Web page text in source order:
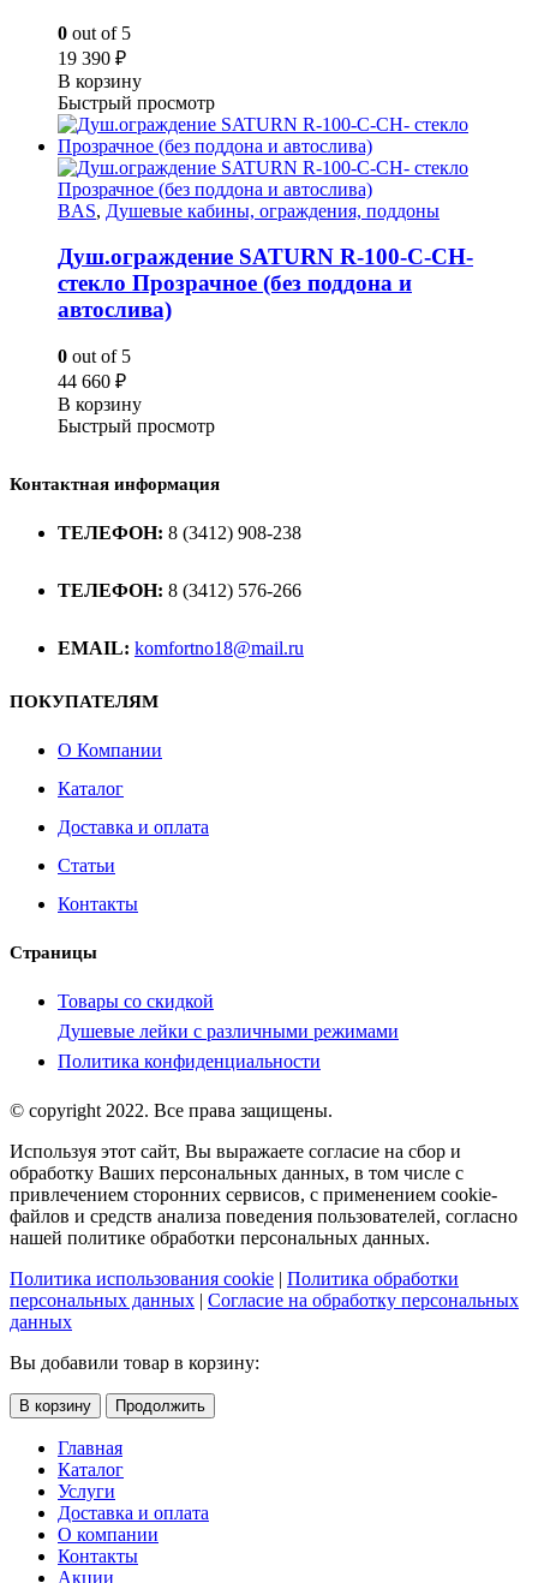
0 out of 5
19 390 ₽
В корзину
Быстрый просмотр
BAS, Душевые кабины, ограждения, поддоны
Душ.ограждение SATURN R-100-C-CH-
стекло Прозрачное (без поддона и
автослива)
0 out of 5
44 660 ₽
В корзину
Быстрый просмотр
Контактная информация
ТЕЛЕФОН: 8 (3412) 908-238
ТЕЛЕФОН: 8 (3412) 576-266
EMAIL: komfortno18@mail.ru
ПОКУПАТЕЛЯМ
О Компании
Каталог
Доставка и оплата
Статьи
Контакты
Страницы
Товары со скидкой
Душевые лейки с различными режимами
Политика конфиденциальности
© copyright 2022. Все права защищены.
Используя этот сайт, Вы выражаете согласие на сбор и
обработку Ваших персональных данных, в том числе с
привлечением сторонних сервисов, с применением cookie-
файлов и средств анализа поведения пользователей, согласно
нашей политике обработки персональных данных.
Политика использования cookie | Политика обработки
персональных данных | Согласие на обработку персональных
данных
Вы добавили товар в корзину:
В корзину Продолжить
Главная
Каталог
Услуги
Доставка и оплата
О компании
Контакты
Акции